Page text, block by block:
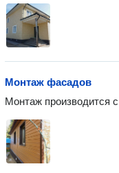
Монтаж фасадов
Монтаж производится